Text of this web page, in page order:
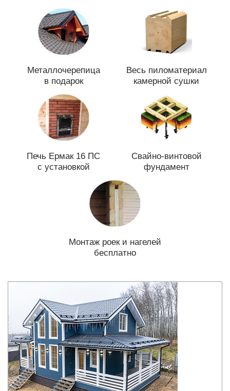
Металлочерепица
в подарок
Весь пиломатериал
камерной сушки
Печь Ермак 16 ПС
с установкой
Свайно-винтовой
фундамент
Монтаж роек и нагелей
бесплатно